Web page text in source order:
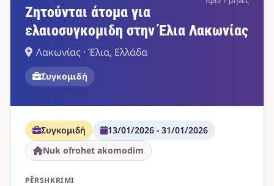
Ζητούνται άτομα για
ελαιοσυγκομιδη στην Έλια Λακωνίας
Λακωνίας · Έλια, Ελλάδα
Συγκομιδή
Συγκομιδή
13/01/2026 - 31/01/2026
Nuk ofrohet akomodim
PËRSHKRIMI